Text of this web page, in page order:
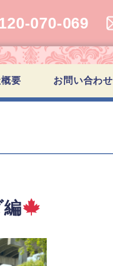
070-069
要 お問い合わせ
編